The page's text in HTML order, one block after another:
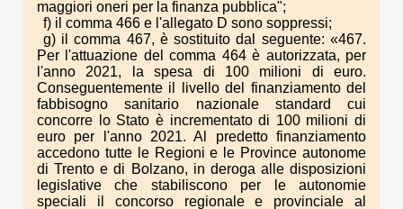
maggiori oneri per la finanza pubblica";
f) il comma 466 e l'allegato D sono soppressi;
g) il comma 467, è sostituito dal seguente: «467.
Per l'attuazione del comma 464 è autorizzata, per
l'anno 2021, la spesa di 100 milioni di euro.
Conseguentemente il livello del finanziamento del
fabbisogno sanitario nazionale standard cui
concorre lo Stato è incrementato di 100 milioni di
euro per l'anno 2021. Al predetto finanziamento
accedono tutte le Regioni e le Province autonome
di Trento e di Bolzano, in deroga alle disposizioni
legislative che stabiliscono per le autonomie
speciali il concorso regionale e provinciale al